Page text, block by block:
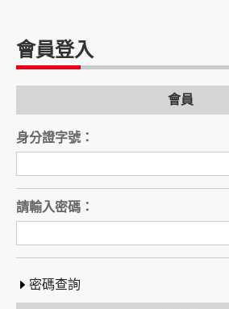
會員登入
會員
身分證字號：
請輸入密碼：
密碼查詢